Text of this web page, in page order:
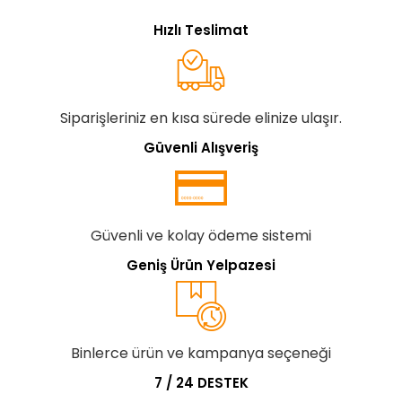
Hızlı Teslimat
Siparişleriniz en kısa sürede elinize ulaşır.
Güvenli Alışveriş
Güvenli ve kolay ödeme sistemi
Geniş Ürün Yelpazesi
Binlerce ürün ve kampanya seçeneği
7 / 24 DESTEK